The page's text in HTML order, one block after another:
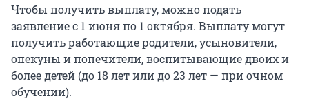
Чтобы получить выплату, можно подать
заявление с 1 июня по 1 октября. Выплату могут
получить работающие родители, усыновители,
опекуны и попечители, воспитывающие двоих и
более детей (до 18 лет или до 23 лет — при очном
обучении).